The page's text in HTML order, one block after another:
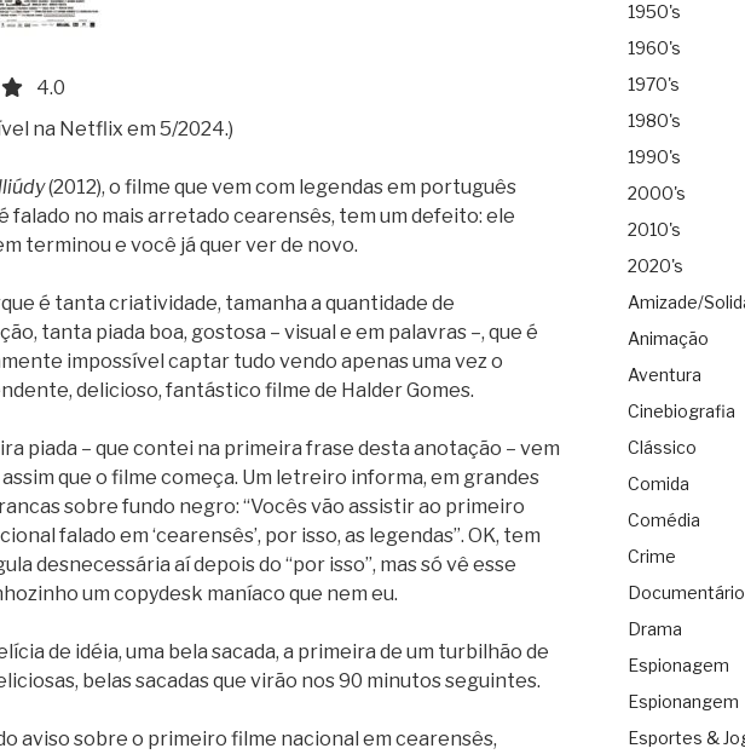
4.0 out of 5.0 stars
4.0
na Netflix em 5/2024.)
(2012), o filme que vem com legendas em português
falado no mais arretado cearensês, tem um defeito: ele
terminou e você já quer ver de novo.
é tanta criatividade, tamanha a quantidade de
tanta piada boa, gostosa – visual e em palavras –, que é
impossível captar tudo vendo apenas uma vez o
delicioso, fantástico filme de Halder Gomes.
piada – que contei na primeira frase desta anotação – vem
assim que o filme começa. Um letreiro informa, em grandes
sobre fundo negro: “Vocês vão assistir ao primeiro
falado em ‘cearensês’, por isso, as legendas”. OK, tem
desnecessária aí depois do “por isso”, mas só vê esse
um copydesk maníaco que nem eu.
de idéia, uma bela sacada, a primeira de um turbilhão de
belas sacadas que virão nos 90 minutos seguintes.
aviso sobre o primeiro filme nacional em cearensês,
1950's
1960's
1970's
1980's
1990's
2000's
2010's
2020's
Amizade/
Animação
Aventura
Cinebiografia
Clássico
Comida
Comédia
Crime
Documentário
Drama
Espionagem
Espionangem
Esportes &